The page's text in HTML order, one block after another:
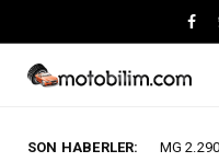
SON HABERLER:
MG 2.290.000 TL’den